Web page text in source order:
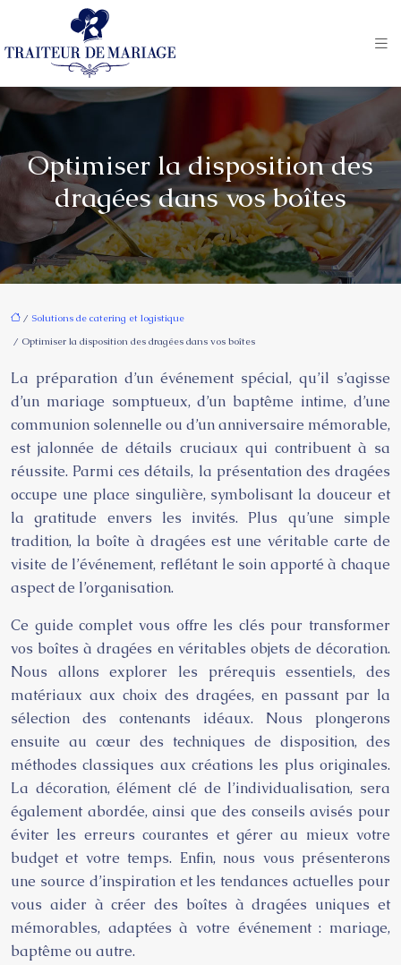
Optimiser la disposition des
dragées dans vos boîtes
/ Solutions de catering et logistique
/ Optimiser la disposition des dragées dans vos boîtes
La préparation d’un événement spécial, qu’il s’agisse
d’un mariage somptueux, d’un baptême intime, d’une
communion solennelle ou d’un anniversaire mémorable,
est jalonnée de détails cruciaux qui contribuent à sa
réussite. Parmi ces détails, la présentation des dragées
occupe une place singulière, symbolisant la douceur et
la gratitude envers les invités. Plus qu’une simple
tradition, la boîte à dragées est une véritable carte de
visite de l’événement, reflétant le soin apporté à chaque
aspect de l’organisation.
Ce guide complet vous offre les clés pour transformer
vos boîtes à dragées en véritables objets de décoration.
Nous allons explorer les prérequis essentiels, des
matériaux aux choix des dragées, en passant par la
sélection des contenants idéaux. Nous plongerons
ensuite au cœur des techniques de disposition, des
méthodes classiques aux créations les plus originales.
La décoration, élément clé de l’individualisation, sera
également abordée, ainsi que des conseils avisés pour
éviter les erreurs courantes et gérer au mieux votre
budget et votre temps. Enfin, nous vous présenterons
une source d’inspiration et les tendances actuelles pour
vous aider à créer des boîtes à dragées uniques et
mémorables, adaptées à votre événement : mariage,
baptême ou autre.